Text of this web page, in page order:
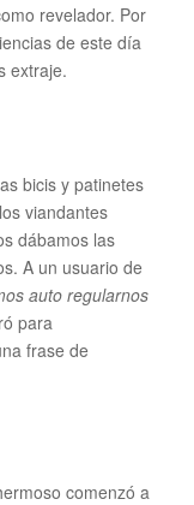
revelador. Por
de este día
extraje.
bicis y patinetes
viandantes
dábamos las
A un usuario de
auto regularnos
para
frase de
comenzó a